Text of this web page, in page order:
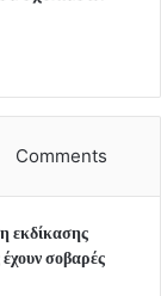
Comments
εκδίκασης
σοβαρές